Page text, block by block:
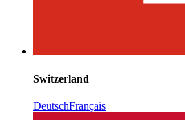
Switzerland
DeutschFrançais